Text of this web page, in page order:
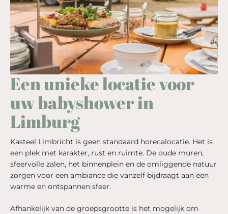
Een unieke locatie voor
uw babyshower in
Limburg
Kasteel Limbricht is geen standaard horecalocatie. Het is
een plek met karakter, rust en ruimte. De oude muren,
sfeervolle zalen, het binnenplein en de omliggende natuur
zorgen voor een ambiance die vanzelf bijdraagt aan een
warme en ontspannen sfeer.
Afhankelijk van de groepsgrootte is het mogelijk om